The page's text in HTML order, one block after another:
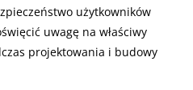
użytkowników
uwagę na właściwy
projektowania i budowy